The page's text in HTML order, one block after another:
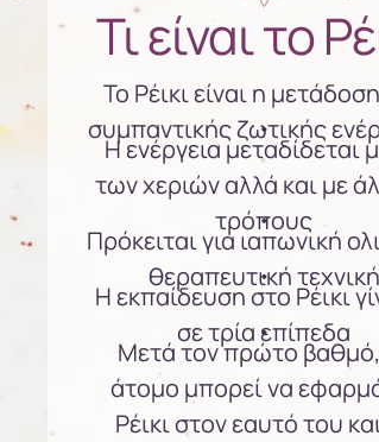
Τι είναι το
Το Ρέικι είναι η
συμπαντικής ζωτικής
Η ενέργεια μεταδίδεται
των χεριών αλλά και με
τρόπους
Πρόκειται για ιαπωνική
θεραπευτική τεχνική
Η εκπαίδευση στο Ρέικι
σε τρία επίπεδα
Μετά τον πρώτο
άτομο μπορεί να
Ρέικι στον εαυτό του